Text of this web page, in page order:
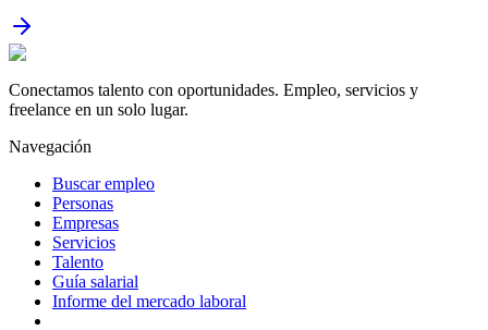
Conectamos talento con oportunidades. Empleo, servicios y
freelance en un solo lugar.
Navegación
Buscar empleo
Personas
Empresas
Servicios
Talento
Guía salarial
Informe del mercado laboral